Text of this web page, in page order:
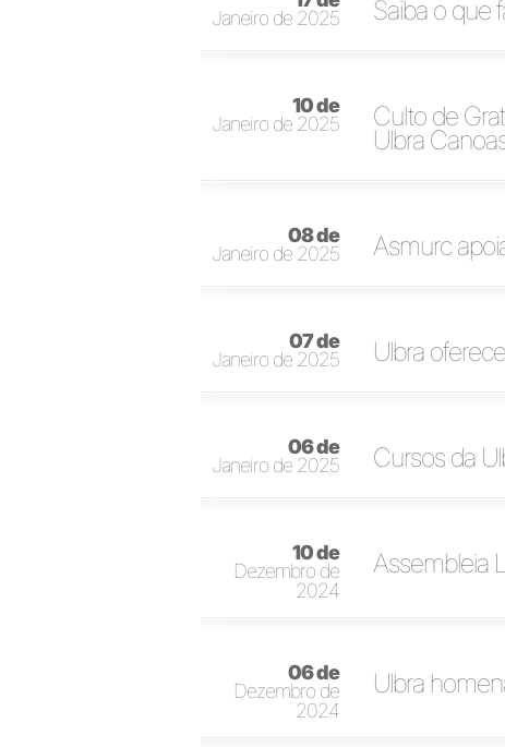
Janeiro de 2025
Saiba o que
10 de
Janeiro de 2025
Culto de
Ulbra
08 de
Janeiro de 2025
Asmurc
07 de
Janeiro de 2025
Ulbra
06 de
Janeiro de 2025
Cursos da
10 de
Dezembro de
2024
Assembleia
06 de
Dezembro de
2024
Ulbra